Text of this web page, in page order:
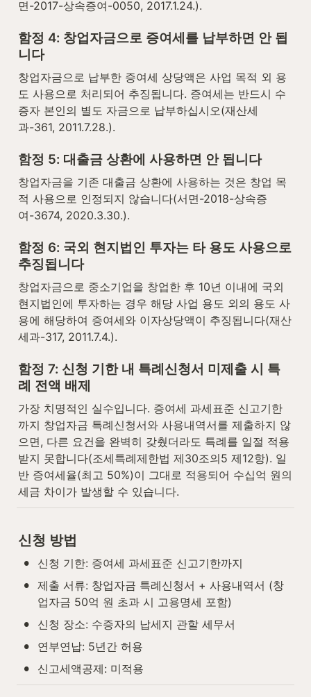
면-2017-상속증여-0050, 2017.1.24.).
함정 4: 창업자금으로 증여세를 납부하면 안 됩
니다
창업자금으로 납부한 증여세 상당액은 사업 목적 외 용
도 사용으로 처리되어 추징됩니다. 증여세는 반드시 수
증자 본인의 별도 자금으로 납부하십시오(재산세
과-361, 2011.7.28.).
함정 5: 대출금 상환에 사용하면 안 됩니다
창업자금을 기존 대출금 상환에 사용하는 것은 창업 목
적 사용으로 인정되지 않습니다(서면-2018-상속증
여-3674, 2020.3.30.).
함정 6: 국외 현지법인 투자는 타 용도 사용으로
추징됩니다
창업자금으로 중소기업을 창업한 후 10년 이내에 국외
현지법인에 투자하는 경우 해당 사업 용도 외의 용도 사
용에 해당하여 증여세와 이자상당액이 추징됩니다(재산
세과-317, 2011.7.4.).
함정 7: 신청 기한 내 특례신청서 미제출 시 특
례 전액 배제
가장 치명적인 실수입니다. 증여세 과세표준 신고기한
까지 창업자금 특례신청서와 사용내역서를 제출하지 않
으면, 다른 요건을 완벽히 갖췄더라도 특례를 일절 적용
받지 못합니다(조세특례제한법 제30조의5 제12항). 일
반 증여세율(최고 50%)이 그대로 적용되어 수십억 원의
세금 차이가 발생할 수 있습니다.
신청 방법
• 신청 기한: 증여세 과세표준 신고기한까지
• 제출 서류: 창업자금 특례신청서 + 사용내역서 (창
업자금 50억 원 초과 시 고용명세 포함)
• 신청 장소: 수증자의 납세지 관할 세무서
• 연부연납: 5년간 허용
• 신고세액공제: 미적용